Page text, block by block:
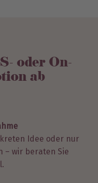
oder On-
ab
Idee oder nur
– wir beraten Sie